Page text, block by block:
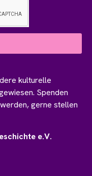
kulturelle
Spenden
gerne stellen
e.V.